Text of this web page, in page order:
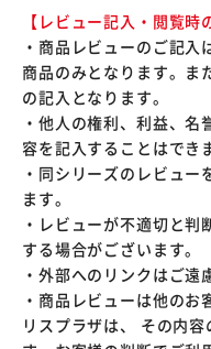
【レビュー記入・閲覧時
・商品レビューのご記
商品のみとなります。ま
の記入となります。
・他人の権利、利益、
容を記入することはでき
・同シリーズのレビュ
ます。
・レビューが不適切と
する場合がございます。
・外部へのリンクはご遠
・商品レビューは他の
リスプラザは、 その内